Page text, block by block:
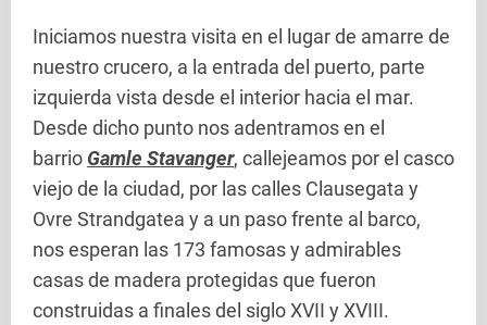
Iniciamos nuestra visita en el lugar de amarre de
nuestro crucero, a la entrada del puerto, parte
izquierda vista desde el interior hacia el mar.
Desde dicho punto nos adentramos en el
barrio Gamle Stavanger, callejeamos por el casco
viejo de la ciudad, por las calles Clausegata y
Ovre Strandgatea y a un paso frente al barco,
nos esperan las 173 famosas y admirables
casas de madera protegidas que fueron
construidas a finales del siglo XVII y XVIII.